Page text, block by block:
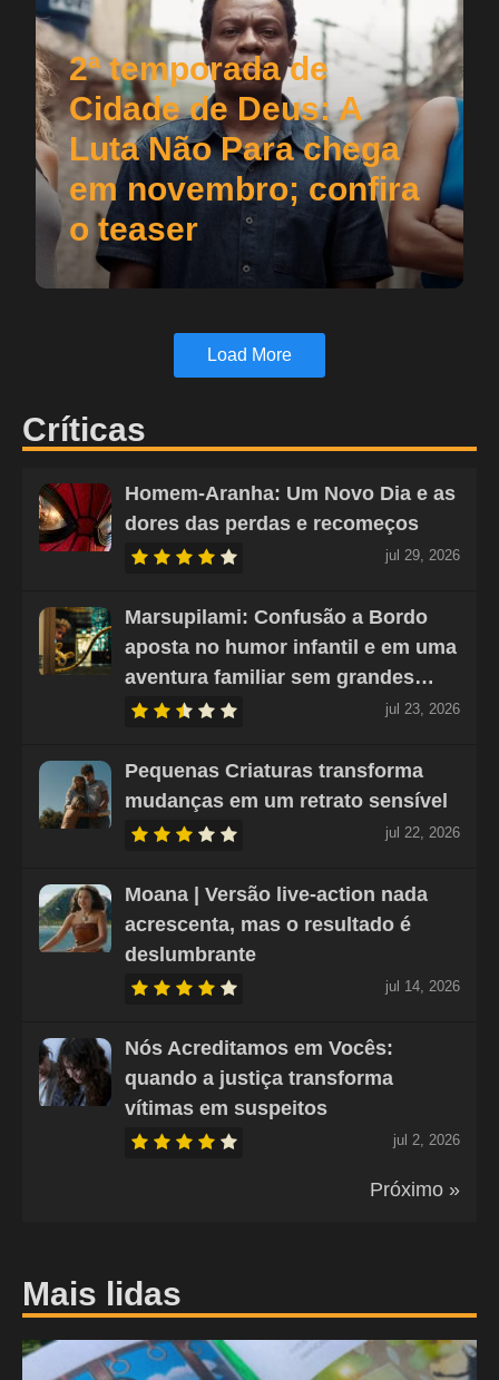
2ª temporada de
Cidade de Deus: A
Luta Não Para chega
em novembro; confira
o teaser
Load More
Críticas
Homem-Aranha: Um Novo Dia e as
dores das perdas e recomeços
jul 29, 2026
Marsupilami: Confusão a Bordo
aposta no humor infantil e em uma
aventura familiar sem grandes…
jul 23, 2026
Pequenas Criaturas transforma
mudanças em um retrato sensível
jul 22, 2026
Moana | Versão live-action nada
acrescenta, mas o resultado é
deslumbrante
jul 14, 2026
Nós Acreditamos em Vocês:
quando a justiça transforma
vítimas em suspeitos
jul 2, 2026
Próximo »
Mais lidas